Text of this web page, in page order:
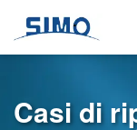
Casi di